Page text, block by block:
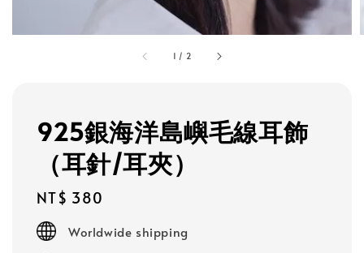
1 / 2
925銀海洋島嶼毛線耳飾
（耳針/耳夾）
Regular
price
NT$ 380
Worldwide shipping